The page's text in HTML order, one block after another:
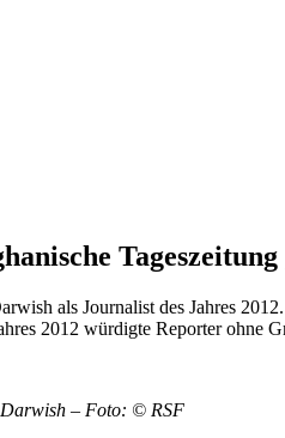
als Journalist des Jahres
2012 würdigte Reporter ohne
Darwish – Foto: © RSF